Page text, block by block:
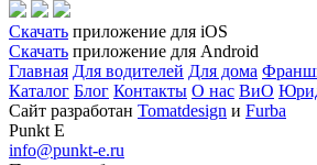
Скачать приложение для iOS
Скачать приложение для Android
Главная Для водителей Для дома
Каталог Блог Контакты О нас ВиО
Сайт разработан Tomatdesign и Furba
Punkt E
info@punkt-e.ru